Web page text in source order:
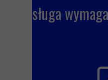
Obsługa